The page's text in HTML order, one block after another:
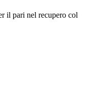
il pari nel recupero col